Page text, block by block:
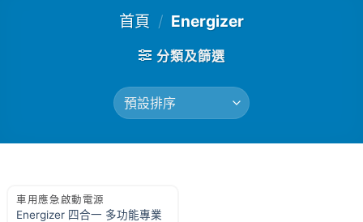
首頁 / Energizer
分類及篩選
車用應急啟動電源
Energizer 四合一 多功能專業